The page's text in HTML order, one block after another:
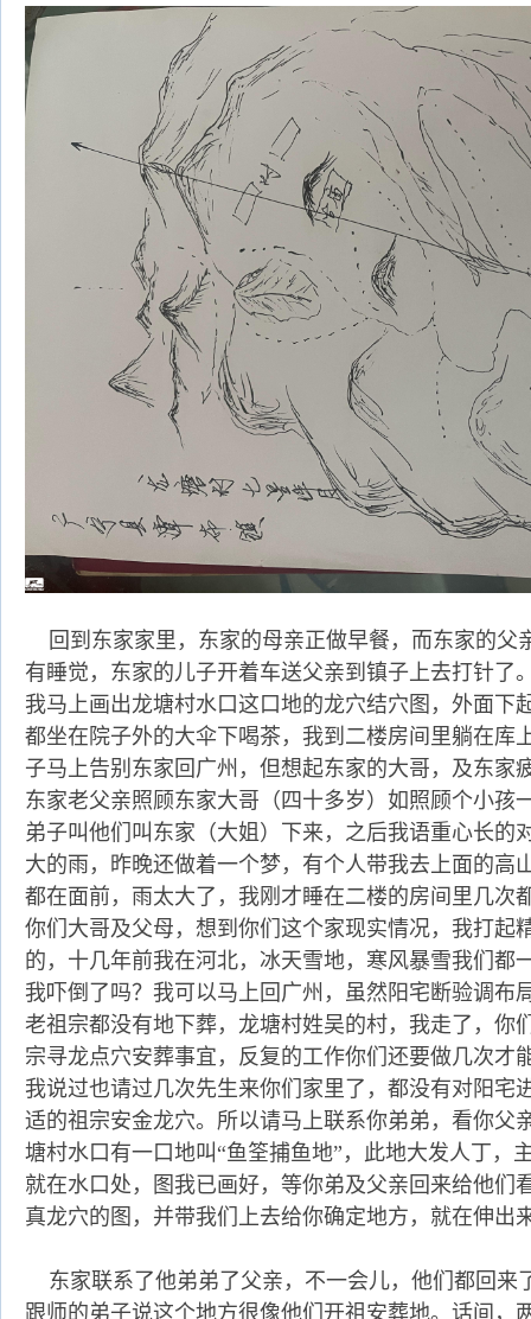
回到东家家里，东家的母亲正做早餐，而东家的父
有睡觉，东家的儿子开着车送父亲到镇子上去打针了
我马上画出龙塘村水口这口地的龙穴结穴图，外面下
都坐在院子外的大伞下喝茶，我到二楼房间里躺在库
子马上告别东家回广州，但想起东家的大哥，及东家
东家老父亲照顾东家大哥（四十多岁）如照顾个小孩
弟子叫他们叫东家（大姐）下来，之后我语重心长的
大的雨，昨晚还做着一个梦，有个人带我去上面的高
都在面前，雨太大了，我刚才睡在二楼的房间里几次
你们大哥及父母，想到你们这个家现实情况，我打起
的，十几年前我在河北，冰天雪地，寒风暴雪我们都
我吓倒了吗？我可以马上回广州，虽然阳宅断验调布
老祖宗都没有地下葬，龙塘村姓吴的村，我走了，你
宗寻龙点穴安葬事宜，反复的工作你们还要做几次才
我说过也请过几次先生来你们家里了，都没有对阳宅
适的祖宗安金龙穴。所以请马上联系你弟弟，看你父
塘村水口有一口地叫“鱼筌捕鱼地”，此地大发人丁，
就在水口处，图我已画好，等你弟及父亲回来给他们
真龙穴的图，并带我们上去给你确定地方，就在伸出
东家联系了他弟弟了父亲，不一会儿，他们都回来
跟师的弟子说这个地方很像他们开祖安葬地。话间，